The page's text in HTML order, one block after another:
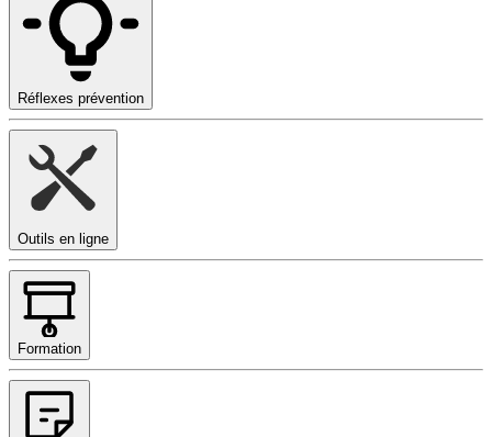
Réflexes prévention
Outils en ligne
Formation